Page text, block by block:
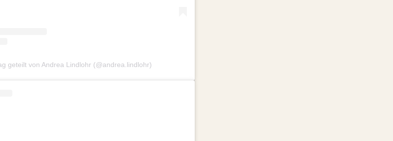
geteilt von Andrea Lindlohr (@andrea.lindlohr)